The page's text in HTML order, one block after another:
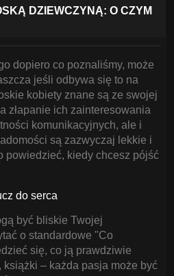
DZIEWCZYNĄ: O CZYM
dopiero co poznaliśmy, może
jeśli odbywa się to na
kobiety znane są ze swojej
złapanie ich zainteresowania
komunikacyjnych, ale i
są zazwyczaj lekkie i
powiedzieć, kiedy chcesz pójść
do serca
być bliskie Twojej
o standardowe "Co
się, co ją prawdziwie
książki – każda pasja może być